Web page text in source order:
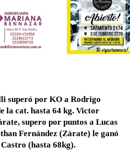
superó por KO a Rodrigo
la cat. hasta 64 kg. Victor
supero por puntos a Lucas
Fernández (Zárate) le ganó
(hasta 68kg).